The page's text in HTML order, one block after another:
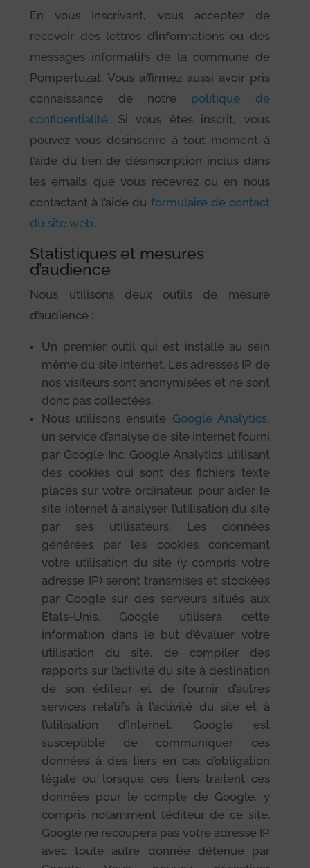
En vous inscrivant, vous acceptez de
recevoir des lettres d’informations ou des
messages informatifs de la commune de
Pompertuzat. Vous affirmez aussi avoir pris
connaissance de notre politique de
confidentialité. Si vous êtes inscrit, vous
pouvez vous désinscrire à tout moment à
l’aide du lien de désinscription inclus dans
les emails que vous recevrez ou en nous
contactant à l’aide du formulaire de contact
du site web.
Statistiques et mesures
d’audience
Nous utilisons deux outils de mesure
d’audience :
Un premier outil qui est installé au sein
même du site internet. Les adresses IP de
nos visiteurs sont anonymisées et ne sont
donc pas collectées.
Nous utilisons ensuite Google Analytics,
un service d’analyse de site internet fourni
par Google Inc. Google Analytics utilisant
des cookies qui sont des fichiers texte
placés sur votre ordinateur, pour aider le
site internet à analyser l’utilisation du site
par ses utilisateurs. Les données
générées par les cookies concernant
votre utilisation du site (y compris votre
adresse IP) seront transmises et stockées
par Google sur des serveurs situés aux
Etats-Unis. Google utilisera cette
information dans le but d’évaluer votre
utilisation du site, de compiler des
rapports sur l’activité du site à destination
de son éditeur et de fournir d’autres
services relatifs à l’activité du site et à
l’utilisation d’Internet. Google est
susceptible de communiquer ces
données à des tiers en cas d’obligation
légale ou lorsque ces tiers traitent ces
données pour le compte de Google, y
compris notamment l’éditeur de ce site.
Google ne recoupera pas votre adresse IP
avec toute autre donnée détenue par